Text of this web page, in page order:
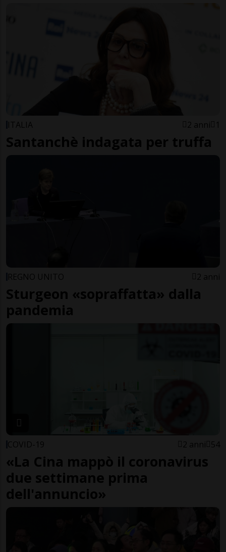
ITALIA 2 anni 1
Santanchè indagata per truffa
REGNO UNITO 2 anni
Sturgeon «sopraffatta» dalla
pandemia
COVID-19 2 anni 54
«La Cina mappò il coronavirus
due settimane prima
dell'annuncio»